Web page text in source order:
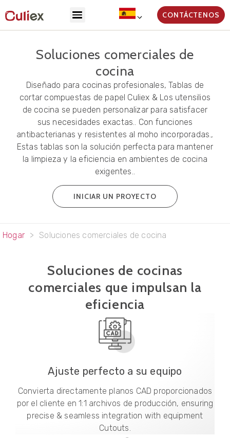
CONTÁCTENOS
Soluciones comerciales de
cocina
Diseñado para cocinas profesionales, Tablas de
cortar compuestas de papel Culiex & Los utensilios
de cocina se pueden personalizar para satisfacer
sus necesidades exactas.. Con funciones
antibacterianas y resistentes al moho incorporadas.,
Estas tablas son la solución perfecta para mantener
la limpieza y la eficiencia en ambientes de cocina
exigentes..
INICIAR UN PROYECTO
Hogar > Soluciones comerciales de cocina
Soluciones de cocinas
comerciales que impulsan la
eficiencia
Ajuste perfecto a su equipo
Convierta directamente planos CAD proporcionados
por el cliente en 1:1 archivos de producción, ensuring
precise & seamless integration with equipment
Cutouts.